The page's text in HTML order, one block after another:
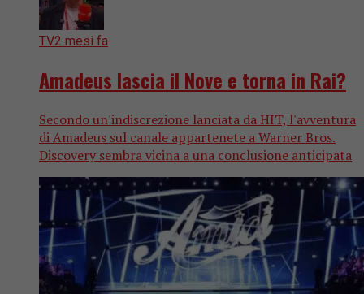
TV2 mesi fa
Amadeus lascia il Nove e torna in Rai?
Secondo un'indiscrezione lanciata da HIT, l'avventura
di Amadeus sul canale appartenete a Warner Bros.
Discovery sembra vicina a una conclusione anticipata